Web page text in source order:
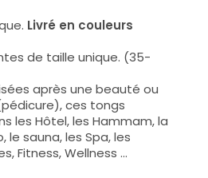
Livré en couleurs
de taille unique. (35-
après une beauté ou
ces tongs
les Hôtel, les Hammam, la
le sauna, les Spa, les
Fitness, Wellness ...